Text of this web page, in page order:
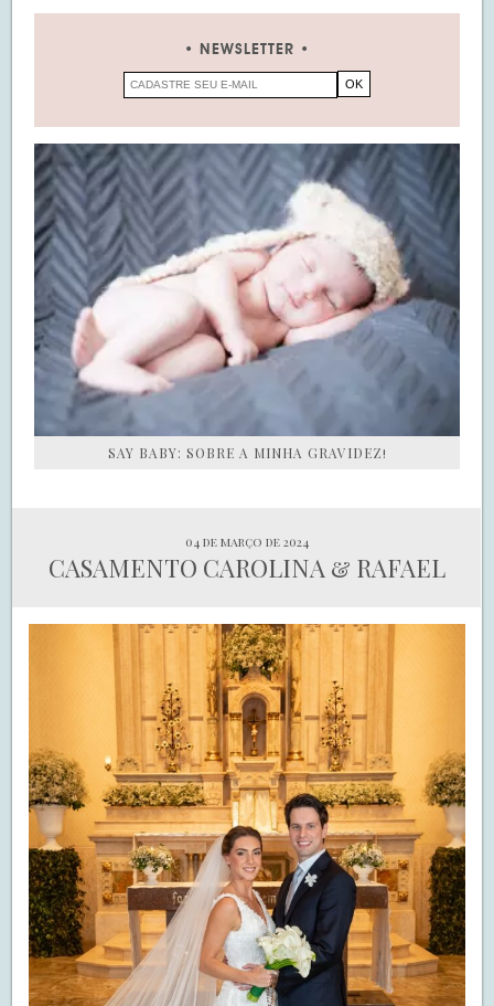
NEWSLETTER
SAY BABY: SOBRE A MINHA GRAVIDEZ!
04 de março de 2024
CASAMENTO CAROLINA & RAFAEL